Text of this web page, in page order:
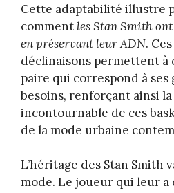
Cette adaptabilité illustre
comment les Stan Smith
en préservant leur ADN.
déclinaisons permettent à
paire qui correspond à ses
besoins, renforçant ainsi
incontournable de ces
de la mode urbaine
L’héritage des Stan Smith
mode. Le joueur qui leur a